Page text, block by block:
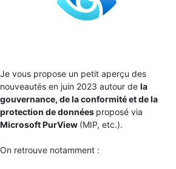
Je vous propose un petit aperçu des
nouveautés en juin 2023 autour de la
gouvernance, de la conformité et de la
protection de données proposé via
Microsoft PurView (MIP, etc.).
On retrouve notamment :